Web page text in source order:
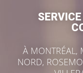
À MONTRÉAL,
NORD,